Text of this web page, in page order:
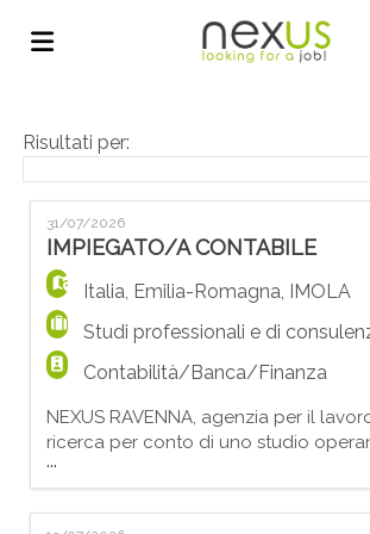
Offerte
di
lavoro
Carica
il
CV
Login
Lingua
Risultati per:
31/07/2026
IMPIEGATO/A CONTABILE
Italia, Emilia-Romagna, IMOLA
Studi professionali e di
Contabilità/Banca/Finanza
NEXUS RAVENNA, agenzia per il
ricerca per conto di uno studio
nei servizi di consulenza societaria,
e legale, un/a IMPIEGATO/A
risorsa si occuperà della gestione
...